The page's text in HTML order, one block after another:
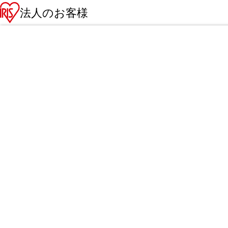
法人のお客様